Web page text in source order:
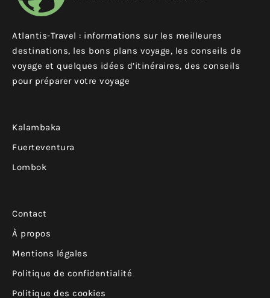
Atlantis-Travel : informations sur les meilleures
destinations, les bons plans voyage, les conseils de
voyage et quelques idées d’itinéraires, des conseils
pour préparer votre voyage
Kalambaka
Fuerteventura
Lombok
Contact
À propos
Mentions légales
Politique de confidentialité
Politique des cookies